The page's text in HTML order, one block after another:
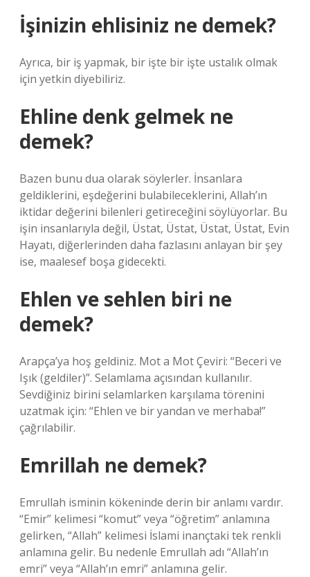
İşinizin ehlisiniz ne demek?
Ayrıca, bir iş yapmak, bir işte bir işte ustalık olmak
için yetkin diyebiliriz.
Ehline denk gelmek ne
demek?
Bazen bunu dua olarak söylerler. İnsanlara
geldiklerini, eşdeğerini bulabileceklerini, Allah’ın
iktidar değerini bilenleri getireceğini söylüyorlar. Bu
işin insanlarıyla değil, Üstat, Üstat, Üstat, Üstat, Evin
Hayatı, diğerlerinden daha fazlasını anlayan bir şey
ise, maalesef boşa gidecekti.
Ehlen ve sehlen biri ne
demek?
Arapça’ya hoş geldiniz. Mot a Mot Çeviri: “Beceri ve
Işık (geldiler)”. Selamlama açısından kullanılır.
Sevdiğiniz birini selamlarken karşılama törenini
uzatmak için: “Ehlen ve bir yandan ve merhaba!”
çağrılabilir.
Emrillah ne demek?
Emrullah isminin kökeninde derin bir anlamı vardır.
“Emir” kelimesi “komut” veya “öğretim” anlamına
gelirken, “Allah” kelimesi İslami inançtaki tek renkli
anlamına gelir. Bu nedenle Emrullah adı “Allah’ın
emri” veya “Allah’ın emri” anlamına gelir.